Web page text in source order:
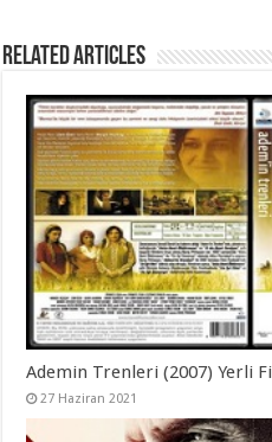
Related Articles
Ademin Trenleri (2007) Yerli
27 Haziran 2021